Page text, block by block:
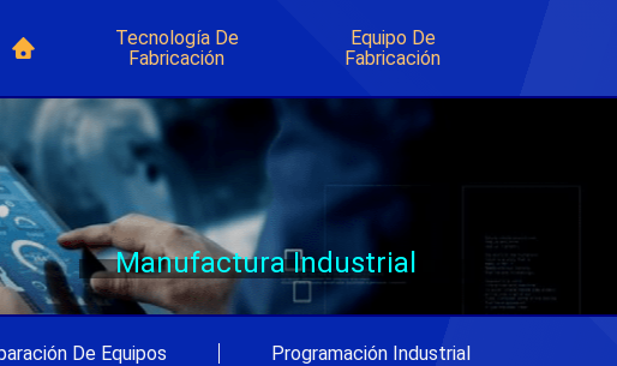
Tecnología De
Fabricación
Equipo De
Fabricación
Manufactura Industrial
De Equipos Programación Industrial